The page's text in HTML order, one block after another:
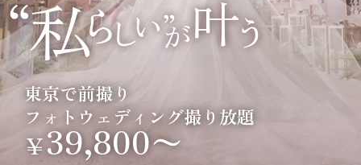
東京で前撮り
フォトウェディング撮り放題
￥39,800〜